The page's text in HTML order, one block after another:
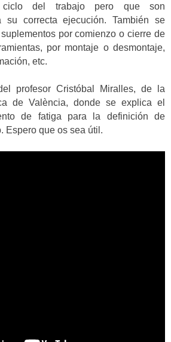
del trabajo pero que son
su correcta ejecución. También se
por comienzo o cierre de
por montaje o desmontaje,
etc.
profesor Cristóbal Miralles, de la
de València, donde se explica el
de fatiga para la definición de
Espero que os sea útil.